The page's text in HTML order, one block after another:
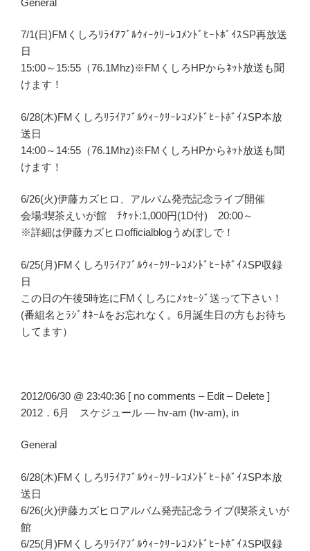
7/1(日)FMくしろﾘﾗｲｱﾌﾞﾙｳｨｰｸﾘｰﾚｺﾒﾝﾄﾞﾋｰﾄﾎﾞｲｽSP再放送
日
15:00～15:55（76.1Mhz)※FMくしろHPからﾈｯﾄ放送も聞
けます！
6/28(木)FMくしろﾘﾗｲｱﾌﾞﾙｳｨｰｸﾘｰﾚｺﾒﾝﾄﾞﾋｰﾄﾎﾞｲｽSP本放
送日
14:00～14:55（76.1Mhz)※FMくしろHPからﾈｯﾄ放送も聞
けます！
6/26(火)伊藤カズヒロ、アルバム発売記念ライブ開催
会場:喫茶えいが館 ﾁｹｯﾄ:1,000円(1D付) 20:00～
※詳細は伊藤カズヒロofficialblogうめぼしで！
6/25(月)FMくしろﾘﾗｲｱﾌﾞﾙｳｨｰｸﾘｰﾚｺﾒﾝﾄﾞﾋｰﾄﾎﾞｲｽSP収録
日
この日の午後5時迄にFMくしろにﾒｯｾｰｼﾞ送って下さい！
(番組名とﾗｼﾞｵﾈｰﾑをお忘れなく。6月誕生日の方もお待ち
してます）
2012/06/30 @ 23:40:36 [ no comments – Edit – Delete ]
2012．6月 スケジュール — hv-am (hv-am), in
General
6/28(木)FMくしろﾘﾗｲｱﾌﾞﾙｳｨｰｸﾘｰﾚｺﾒﾝﾄﾞﾋｰﾄﾎﾞｲｽSP本放
送日
6/26(火)伊藤カズヒロアルバム発売記念ライブ(喫茶えいが
館
6/25(月)FMくしろﾘﾗｲｱﾌﾞﾙｳｨｰｸﾘｰﾚｺﾒﾝﾄﾞﾋｰﾄﾎﾞｲｽSP収録